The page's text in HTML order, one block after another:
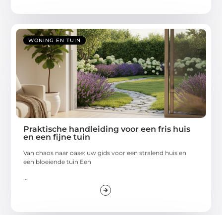
WONING EN TUIN
Praktische handleiding voor een fris huis
en een fijne tuin
Van chaos naar oase: uw gids voor een stralend huis en
een bloeiende tuin Een
...